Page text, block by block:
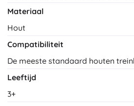
Materiaal
Hout
Compatibiliteit
De meeste standaard houten
Leeftijd
3+